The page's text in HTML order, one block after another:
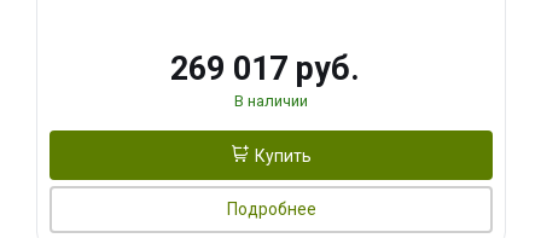
269 017 руб.
В наличии
Купить
Подробнее